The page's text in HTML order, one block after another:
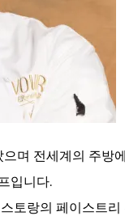
며 전세계의 주방
입니다.
토랑의 페이스트리